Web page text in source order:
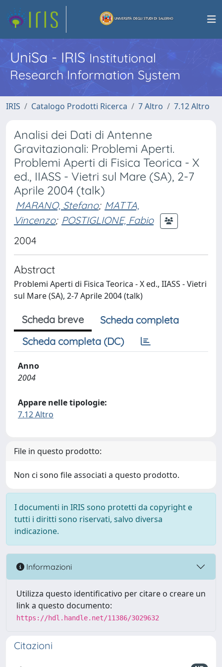
UniSa - IRISInstitutional
Research Information System
IRIS Catalogo Prodotti Ricerca 7 Altro 7.12 Altro
Analisi dei Dati di Antenne
Gravitazionali: Problemi Aperti.
Problemi Aperti di Fisica Teorica - X
ed., IIASS - Vietri sul Mare (SA), 2-7
Aprile 2004 (talk)
MARANO, Stefano; MATTA,
Vincenzo; POSTIGLIONE, Fabio
2004
Abstract
Problemi Aperti di Fisica Teorica - X ed., IIASS - Vietri
sul Mare (SA), 2-7 Aprile 2004 (talk)
Scheda breve
Scheda completa
Scheda completa (DC)
Anno
2004
Appare nelle tipologie:
7.12 Altro
File in questo prodotto:
Non ci sono file associati a questo prodotto.
I documenti in IRIS sono protetti da copyright e
tutti i diritti sono riservati, salvo diversa
indicazione.
Informazioni
Utilizza questo identificativo per citare o creare un
link a questo documento:
https://hdl.handle.net/11386/3029632
Citazioni